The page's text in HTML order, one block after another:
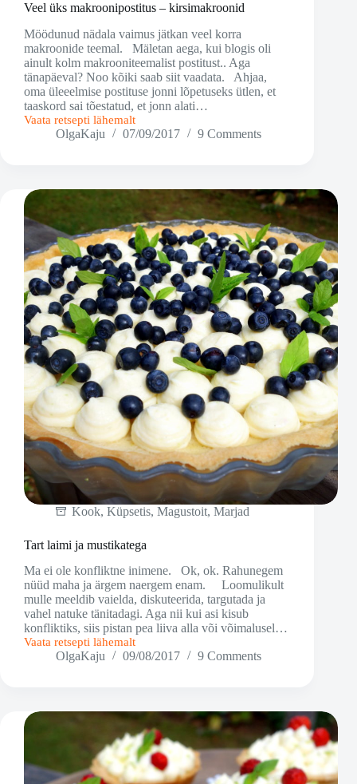
Veel üks makroonipostitus – kirsimakroonid
Möödunud nädala vaimus jätkan veel korra
makroonide teemal. Mäletan aega, kui blogis oli
ainult kolm makrooniteemalist postitust.. Aga
tänapäeval? Noo kõiki saab siit vaadata. Ahjaa,
oma üleeelmise postituse jonni lõpetuseks ütlen, et
taaskord sai tõestatud, et jonn alati…
Vaata retsepti lähemalt
Veel
OlgaKaju 07/09/2017 9 Comments
Kook, Küpsetis, Magustoit, Marjad
Tart laimi ja mustikatega
Ma ei ole konfliktne inimene. Ok, ok. Rahunegem
nüüd maha ja ärgem naergem enam. Loomulikult
mulle meeldib vaielda, diskuteerida, targutada ja
vahel natuke tänitadagi. Aga nii kui asi kisub
konfliktiks, siis pistan pea liiva alla või võimalusel…
Vaata retsepti lähemalt
Tart
OlgaKaju 09/08/2017 9 Comments